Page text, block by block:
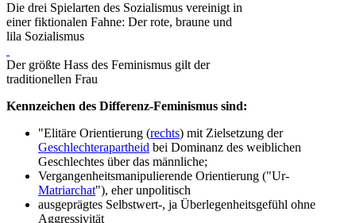
Die drei Spielarten des Sozialis­mus vereinigt in
einer fiktionalen Fahne: Der rote, braune und
lila Sozialismus
Der größte Hass des Feminis­mus gilt der
traditionellen Frau
Kennzeichen des Differenz-Feminismus sind:
"Elitäre Orientierung (rechts) mit Zielsetzung der
Geschlechterapartheid bei Dominanz des weiblichen
Geschlechtes über das männliche;
Vergangenheitsmanipulierende Orientierung ("Ur-
Matriarchat"), eher unpolitisch
ausgeprägtes Selbstwert-, ja Überlegenheitsgefühl ohne
Aggressivität